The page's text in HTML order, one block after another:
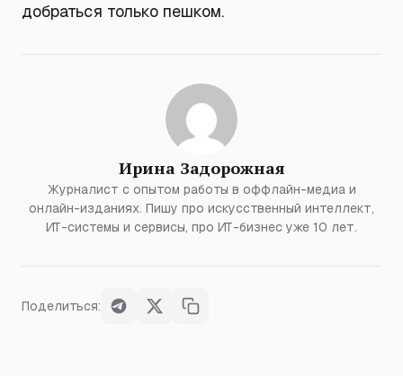
добраться только пешком.
Ирина Задорожная
Журналист с опытом работы в оффлайн-медиа и
онлайн-изданиях. Пишу про искусственный интеллект,
ИТ-системы и сервисы, про ИТ-бизнес уже 10 лет.
Поделиться: